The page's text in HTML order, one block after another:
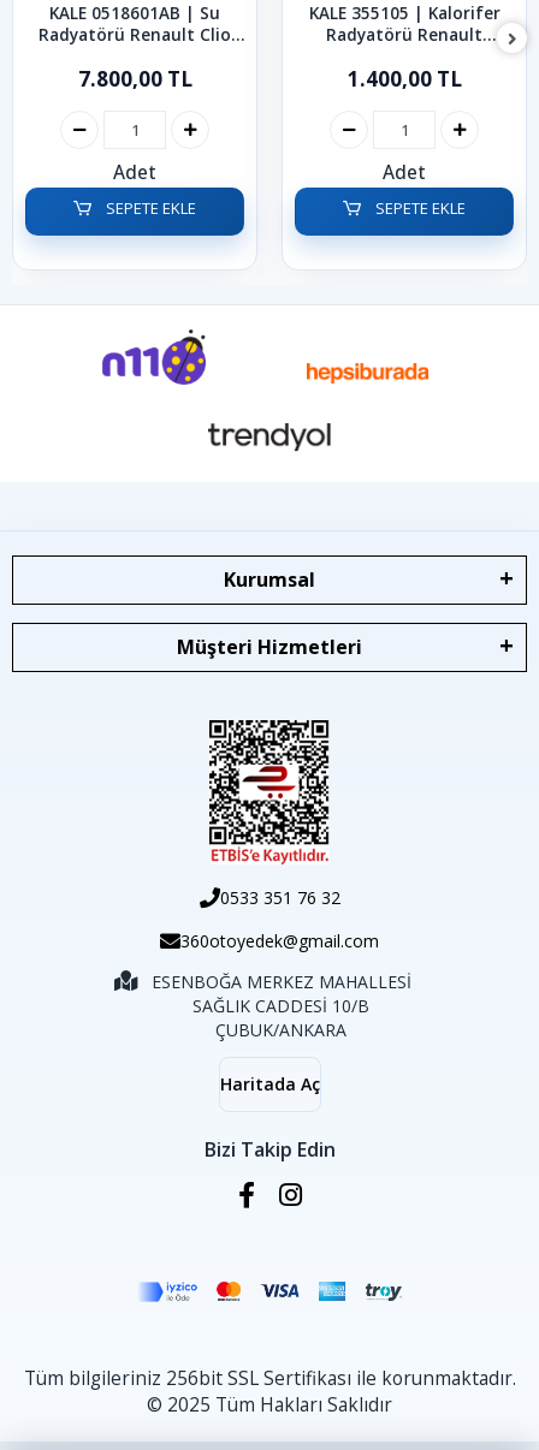
KALE 0518601AB | Su
Radyatörü Renault Clio
7.800,00 TL
Adet
SEPETE EKLE
KALE 355105 | Kalorifer
Radyatörü Renault
1.400,00 TL
Adet
SEPETE EKLE
Kurumsal
Müşteri Hizmetleri
0533 351 76 32
360otoyedek@gmail.com
ESENBOĞA MERKEZ MAHALLESİ
SAĞLIK CADDESİ 10/B
ÇUBUK/ANKARA
Haritada Aç
Bizi Takip Edin
Tüm bilgileriniz 256bit SSL Sertifikası ile korunmaktadır.
© 2025 Tüm Hakları Saklıdır